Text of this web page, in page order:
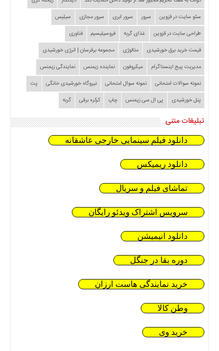
سئو سایت در قزوین
سرور سرور ابری سرور مجازی
سیلیس
طراحی سایت در قزوین
غذای گربه فروسیلیسیم
فناوری
قیمت خرید برق خورشیدی
متالوژی
مجموعه برقرسان | انرژی خورشیدی
مدیریت پیج اینستاگرام
میکروفون نماینده زیمنس
نمایندگی زیمنس
نمونه سوالات امتحانی
نمونه سوال امتحانی نیروگاه خورشیدی خانگی
پت
پنل خورشیدی
پی ال سی زیمنس چاپ کرکره برقی گربه
تبلیغات متنی
دانلود فیلم سینمایی خارجی عاشقانه
دانلود ریمیکس
تماشای فیلم و سریال
سرویس اشتراک ویدئو رایگان
دانلود انیمیشن
دوره بقا در جنگل
خرید نمایندگی هاست ارزان
وطن کالا
خرید وی